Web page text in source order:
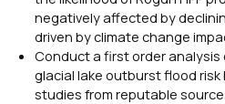
negatively affected by
driven by climate change
Conduct a first order
glacial lake outburst flood risk
studies from reputable